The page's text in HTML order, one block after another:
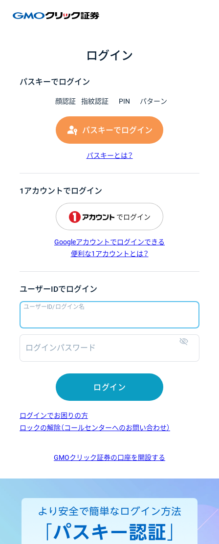
ログイン
パスキーでログイン
顔認証 指紋認証 PIN パターン
パスキーでログイン
パスキーとは？
1アカウントでログイン
でログイン
Googleアカウントでログインできる
便利な1アカウントとは？
ユーザーIDでログイン
ユーザーID/ログイン名
ログインパスワード
ログイン
ログインでお困りの方
ロックの解除（コールセンターへのお問い合わせ）
GMOクリック証券の口座を開設する